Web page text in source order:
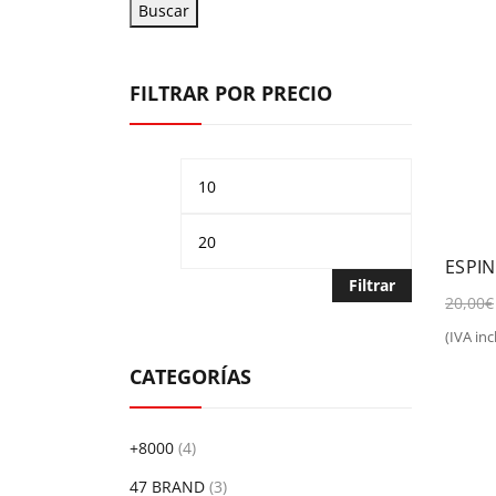
20,00€
(IVA
Buscar
FILTRAR POR PRECIO
Precio
Filtrar
CATEGORÍAS
+8000 (4)
47 BRAND (3)